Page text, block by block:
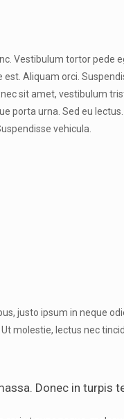
Vestibulum tortor pede
Aliquam orci.
sit amet, vestibulum
porta urna. Sed eu
vehicula.
justo ipsum in neque
molestie, lectus nec
Donec in turpis